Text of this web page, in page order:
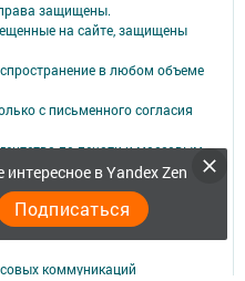
в Yandex Zen
Подписаться
защищены.
на сайте, защищены
в любом объеме
с письменного согласия
по печати и массовым
№ ФС 77 -⁠ 73782 от 05.10.2018
службой по надзору в сфере
коммуникаций